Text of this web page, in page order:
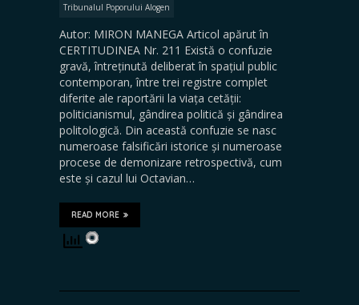
Tribunalul Poporului Alogen
Autor: MIRON MANEGA Articol apărut în
CERTITUDINEA Nr. 211 Există o confuzie
gravă, întreținută deliberat în spațiul public
contemporan, între trei registre complet
diferite ale raportării la viața cetății:
politicianismul, gândirea politică și gândirea
politologică. Din această confuzie se nasc
numeroase falsificări istorice și numeroase
procese de demonizare retrospectivă, cum
este și cazul lui Octavian…
READ MORE